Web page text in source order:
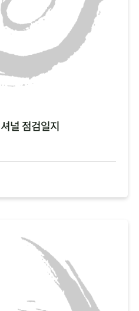
널 점검일지